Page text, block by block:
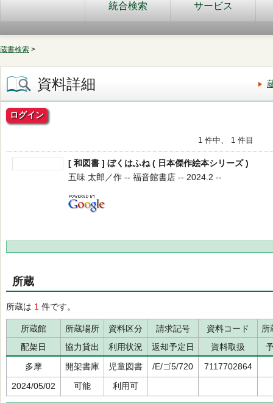
統合検索
サービス
蔵書検索 >
資料詳細
ログイン
1 件中、 1 件目
[ 和図書 ] ぼくはふね ( 日本傑作絵本シリーズ )
五味 太郎／作 -- 福音館書店 -- 2024.2 --
所蔵
所蔵は 1 件です。
所蔵館 所蔵場所 資料区分 請求記号 資料コード
所
配架日
協力貸出 利用状況 返却予定日 資料取扱
多摩
開架書庫 児童図書 /E/ゴ5/720
7117702864
2024/05/02
可能 利用可